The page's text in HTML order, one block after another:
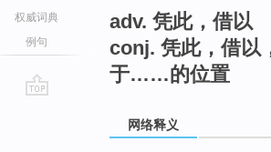
权威词典
例句
adv. 凭此，借以
conj. 凭此，借
于……的位置
网络释义